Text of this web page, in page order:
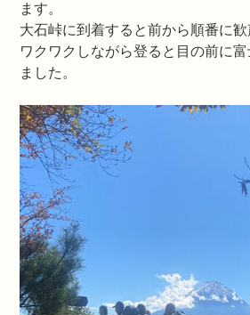
ます。
大石峠に到着すると前から順番に歓
ワクワクしながら登ると目の前に
ました。